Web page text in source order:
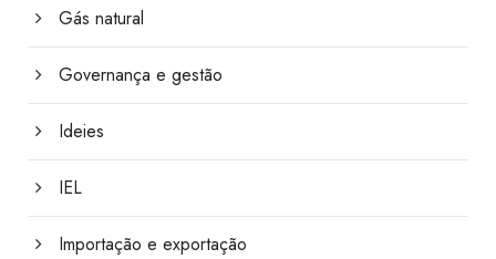
Gás natural
Governança e gestão
Ideies
IEL
Importação e exportação